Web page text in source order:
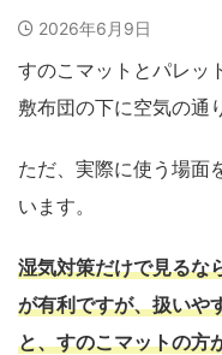
2026年6月9日
すのこマットとパレッ
敷布団の下に空気の通
ただ、実際に使う場面
います。
湿気対策だけで見るな
が有利ですが、扱いや
と、すのこマットの方